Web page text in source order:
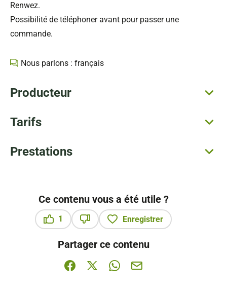
Renwez.
Possibilité de téléphoner avant pour passer une
commande.
Nous parlons : français
Producteur
Tarifs
Prestations
Ce contenu vous a été utile ?
1
Enregistrer
Partager ce contenu
Partager sur Facebook (nouvelle fenêtre)
Partager sur X / Twitter (nouvelle
Partager sur WhatsApp
Partager par mail